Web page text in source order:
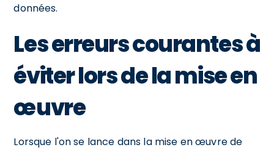
données.
Les erreurs courantes à
éviter lors de la mise en
œuvre
Lorsque l'on se lance dans la mise en œuvre de